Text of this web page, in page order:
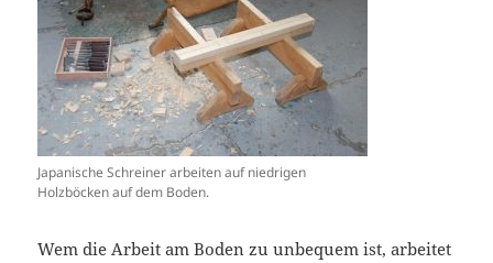
Japanische Schreiner arbeiten auf niedrigen
Holzböcken auf dem Boden.
Wem die Arbeit am Boden zu unbequem ist, arbeitet